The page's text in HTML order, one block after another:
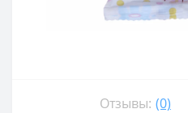
Отзывы: (0)